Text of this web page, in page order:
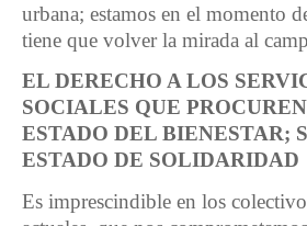
urbana; estamos en el momento
tiene que volver la mirada al
EL DERECHO A LOS
SOCIALES QUE
ESTADO DEL BIENESTAR;
ESTADO DE SOLIDARIDAD
Es imprescindible en los